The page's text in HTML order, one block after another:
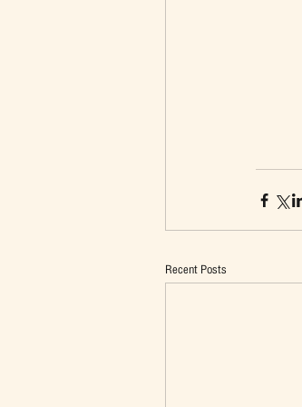
Recent Posts